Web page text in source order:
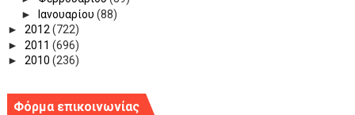
►
Ιανουαρίου (88)
► 2012(722)
► 2011 (696)
► 2010 (236)
Φόρμα επικοινωνίας